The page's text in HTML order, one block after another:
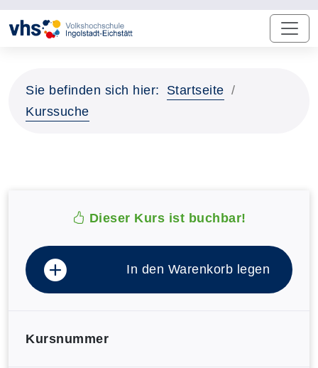
Sie befinden sich hier:
Startseite
Kurssuche
Dieser Kurs ist buchbar!
In den Warenkorb legen
Kursnummer